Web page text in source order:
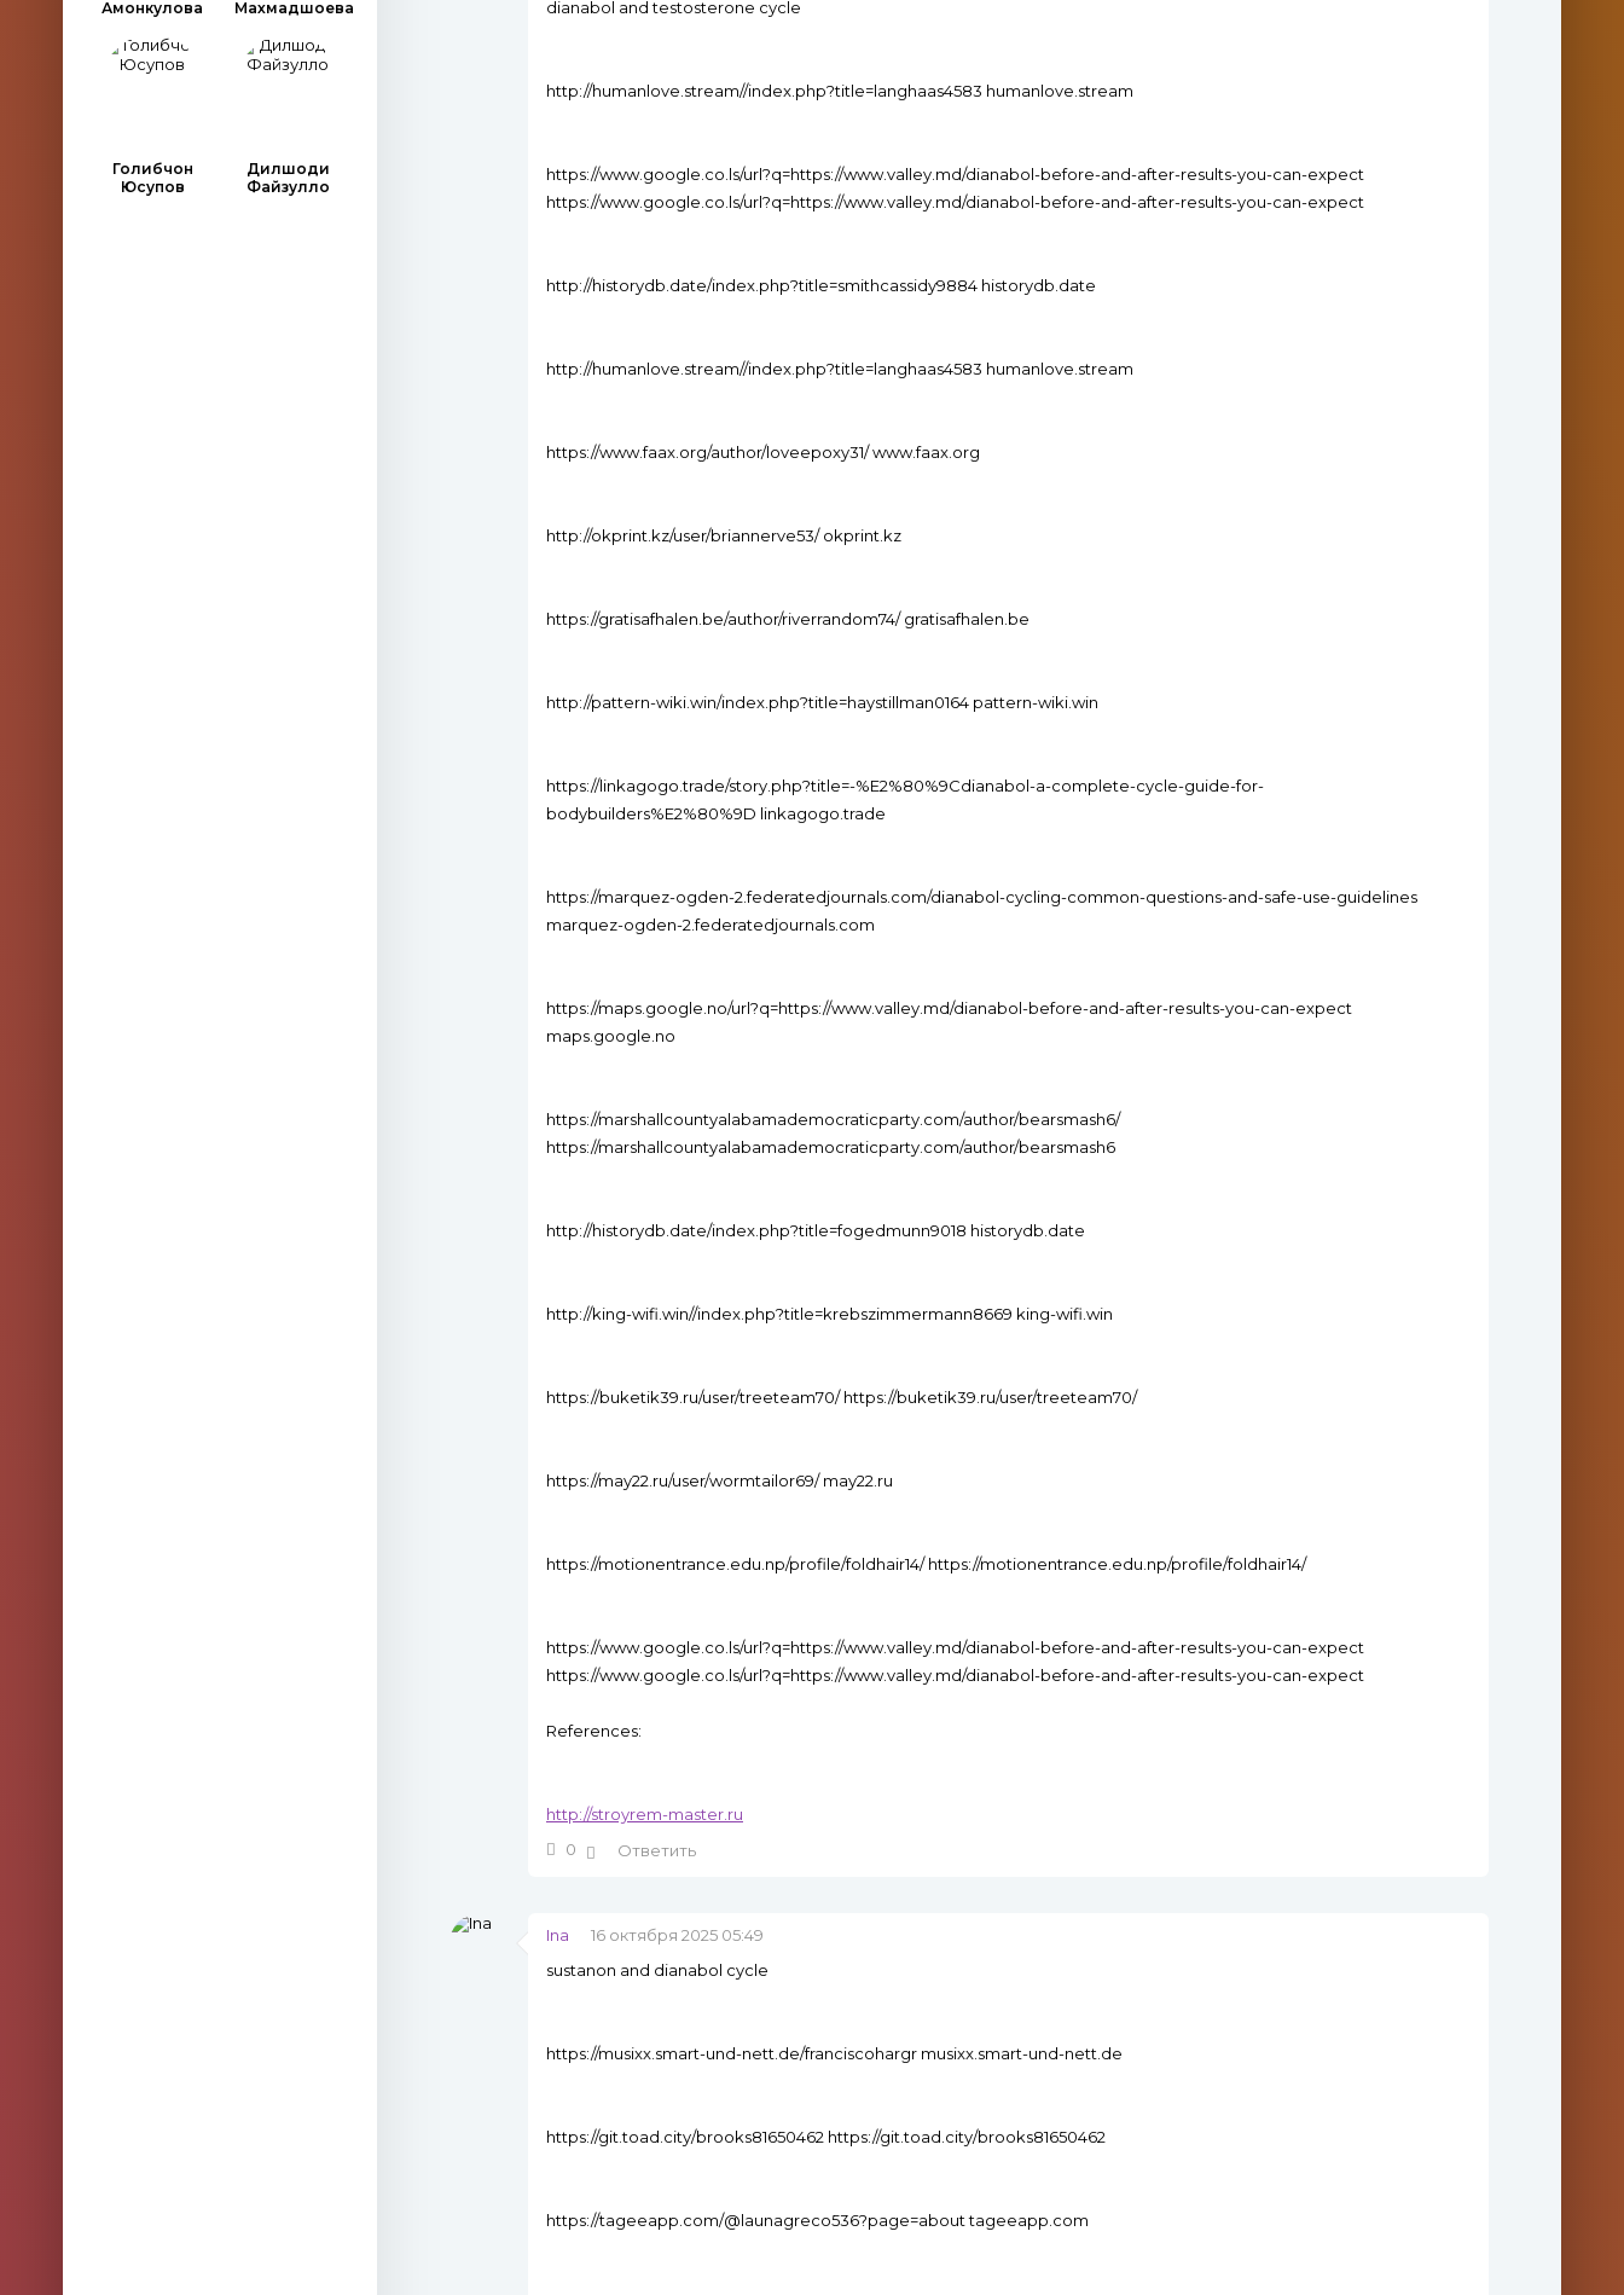
Амонкулова
Махмадшоева
Голибчон
Юсупов
Дилшоди
Файзулло
dianabol and testosterone cycle
http://humanlove.stream//index.php?title=langhaas4583 humanlove.stream
https://www.google.co.ls/url?q=https://www.valley.md/dianabol-before-and-after-results-you-can-expect
https://www.google.co.ls/url?q=https://www.valley.md/dianabol-before-and-after-results-you-can-expect
http://historydb.date/index.php?title=smithcassidy9884 historydb.date
http://humanlove.stream//index.php?title=langhaas4583 humanlove.stream
https://www.faax.org/author/loveepoxy31/ www.faax.org
http://okprint.kz/user/briannerve53/ okprint.kz
https://gratisafhalen.be/author/riverrandom74/ gratisafhalen.be
http://pattern-wiki.win/index.php?title=haystillman0164 pattern-wiki.win
https://linkagogo.trade/story.php?title=-%E2%80%9Cdianabol-a-complete-cycle-guide-for-
bodybuilders%E2%80%9D linkagogo.trade
https://marquez-ogden-2.federatedjournals.com/dianabol-cycling-common-questions-and-safe-use-guidelines
marquez-ogden-2.federatedjournals.com
https://maps.google.no/url?q=https://www.valley.md/dianabol-before-and-after-results-you-can-expect
maps.google.no
https://marshallcountyalabamademocraticparty.com/author/bearsmash6/
https://marshallcountyalabamademocraticparty.com/author/bearsmash6
http://historydb.date/index.php?title=fogedmunn9018 historydb.date
http://king-wifi.win//index.php?title=krebszimmermann8669 king-wifi.win
https://buketik39.ru/user/treeteam70/ https://buketik39.ru/user/treeteam70/
https://may22.ru/user/wormtailor69/ may22.ru
https://motionentrance.edu.np/profile/foldhair14/ https://motionentrance.edu.np/profile/foldhair14/
https://www.google.co.ls/url?q=https://www.valley.md/dianabol-before-and-after-results-you-can-expect
https://www.google.co.ls/url?q=https://www.valley.md/dianabol-before-and-after-results-you-can-expect
References:
http://stroyrem-master.ru
0
Ответить
Ina
16 октября 2025 05:49
sustanon and dianabol cycle
https://musixx.smart-und-nett.de/franciscohargr musixx.smart-und-nett.de
https://git.toad.city/brooks81650462 https://git.toad.city/brooks81650462
https://tageeapp.com/@launagreco536?page=about tageeapp.com